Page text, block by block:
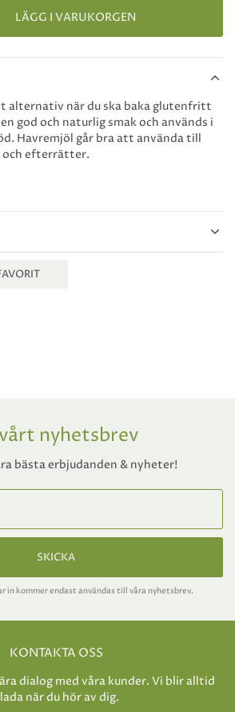
LÄGG I VARUKORGEN
alternativ när du ska baka glutenfritt
god och naturlig smak och används i
Havremjöl går bra att använda till
och efterrätter.
nyhetsbrev
bästa erbjudanden & nyheter!
SKICKA
in kommer endast användas till våra nyhetsbrev.
KONTAKTA OSS
dialog med våra kunder. Vi blir alltid
när du hör av dig.